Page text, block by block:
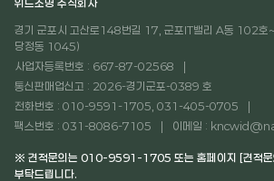
경기 군포시 고산로148번길 17, 군포IT밸리 A동 102호
당정동 1045)
사업자등록번호 : 667-87-02568
통신판매업신고 : 2026-경기군포-0389 호
전화번호 : 010-9591-1705, 031-405-0705
팩스번호 : 031-8086-7105
이메일 :
※ 견적문의는 010-9591-1705 또는 홈페이지 [견적문
부탁드립니다.